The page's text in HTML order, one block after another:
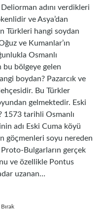
adını verdikleri
ve Asya’dan
Türkleri hangi soydan
ve Kumanlar’ın
Osmanlı
bölgeye gelen
boydan? Pazarcık ve
Bu Türkler
gelmektedir. Eski
1573 tarihli Osmanlı
adı Eski Cuma köyü
göçmenleri soyu nereden
Bulgarların gerçek
ve özellikle Pontus
uzanan…